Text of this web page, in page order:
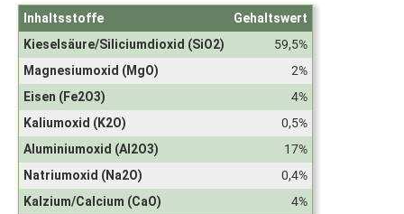
Inhaltsstoffe
Gehaltswert
Kieselsäure/Siliciumdioxid (SiO2)
59,5%
Magnesiumoxid (MgO)
2%
Eisen (Fe2O3)
4%
Kaliumoxid (K2O)
0,5%
Aluminiumoxid (Al2O3)
17%
Natriumoxid (Na2O)
0,4%
Kalzium/Calcium (CaO)
4%